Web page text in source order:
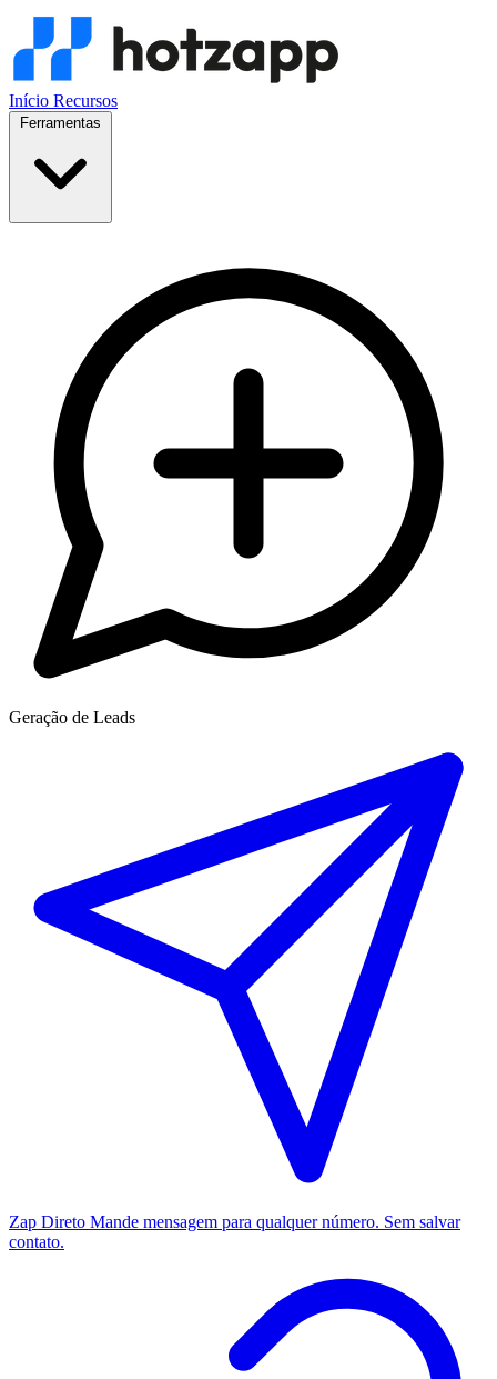
Início Recursos
Geração de Leads
Zap Direto Mande mensagem para qualquer número. Sem salvar
contato.